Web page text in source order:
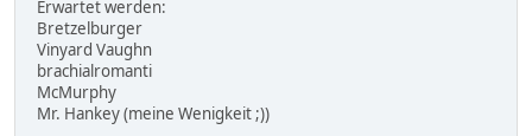
Erwartet werden:
Bretzelburger
Vinyard Vaughn
brachialromanti
McMurphy
Mr. Hankey (meine Wenigkeit ;))